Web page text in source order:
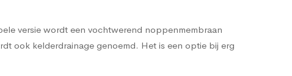
versie wordt een vochtwerend noppenmembraan
ook kelderdrainage genoemd. Het is een optie bij erg